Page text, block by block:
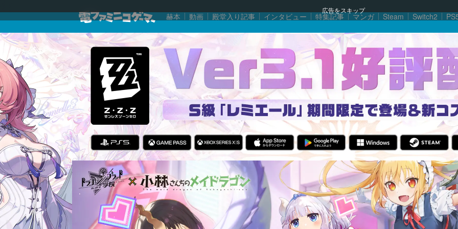
広告をスキップ
赫本 動画 殿堂入り記事 インタビュー 特集記事 マンガ Steam Switch2